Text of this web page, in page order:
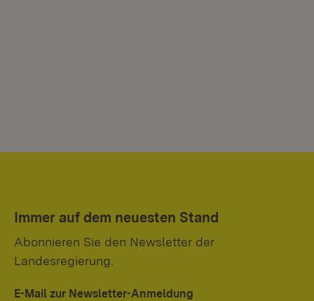
Immer auf dem neuesten Stand
Abonnieren Sie den Newsletter der
Landesregierung.
E-Mail zur Newsletter-Anmeldung